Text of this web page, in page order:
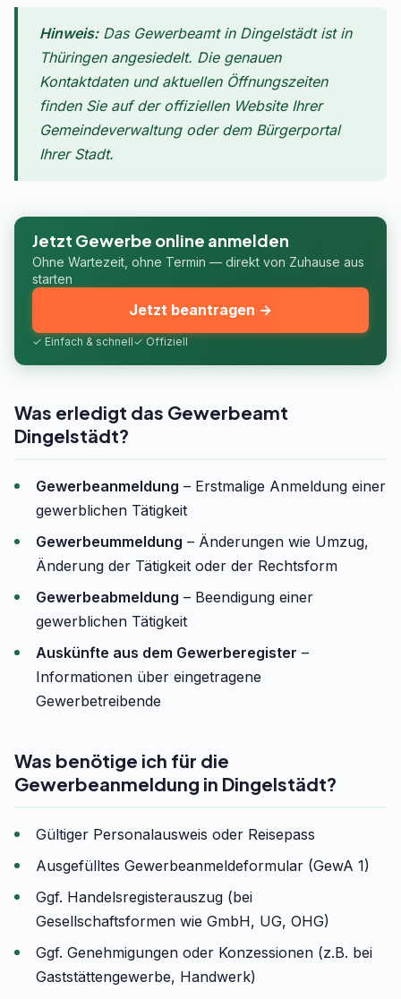
Hinweis:Das Gewerbeamt in Dingelstädt ist in
Thüringen angesiedelt. Die genauen
Kontaktdaten und aktuellen Öffnungszeiten
finden Sie auf der offiziellen Website Ihrer
Gemeindeverwaltung oder dem Bürgerportal
Ihrer Stadt.
Jetzt Gewerbe online anmelden
Ohne Wartezeit, ohne Termin — direkt von Zuhause aus
starten
✓ Einfach & schnell✓ Offiziell
Jetzt beantragen →
Was erledigt das Gewerbeamt
Dingelstädt?
Gewerbeanmeldung – Erstmalige Anmeldung einer
gewerblichen Tätigkeit
Gewerbeummeldung – Änderungen wie Umzug,
Änderung der Tätigkeit oder der Rechtsform
Gewerbeabmeldung – Beendigung einer
gewerblichen Tätigkeit
Auskünfte aus dem Gewerberegister –
Informationen über eingetragene
Gewerbetreibende
Was benötige ich für die
Gewerbeanmeldung in Dingelstädt?
Gültiger Personalausweis oder Reisepass
Ausgefülltes Gewerbeanmeldeformular (GewA 1)
Ggf. Handelsregisterauszug (bei
Gesellschaftsformen wie GmbH, UG, OHG)
Ggf. Genehmigungen oder Konzessionen (z.B. bei
Gaststättengewerbe, Handwerk)